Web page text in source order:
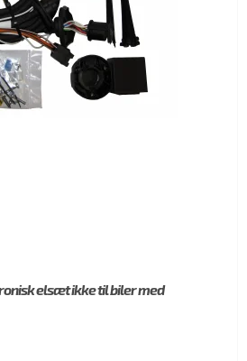
elsæt ikke til biler med